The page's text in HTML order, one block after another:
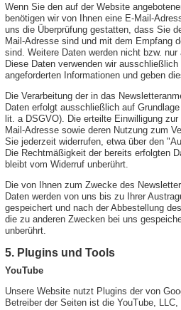
Wenn Sie den auf der Website
benötigen wir von Ihnen eine E-Mail-
uns die Überprüfung gestatten, dass Sie
Mail-Adresse sind und mit dem Empfang
sind. Weitere Daten werden nicht bzw. nur
Diese Daten verwenden wir
angeforderten Informationen und geben
Die Verarbeitung der in das
Daten erfolgt ausschließlich auf
lit. a DSGVO). Die erteilte Einwilligung
Mail-Adresse sowie deren Nutzung zum
Sie jederzeit widerrufen, etwa über den
Die Rechtmäßigkeit der bereits erfolgten
bleibt vom Widerruf unberührt.
Die von Ihnen zum Zwecke des
Daten werden von uns bis zu Ihrer
gespeichert und nach der Abbestellung
die zu anderen Zwecken bei uns
unberührt.
5. Plugins und Tools
YouTube
Unsere Website nutzt Plugins der von
Betreiber der Seiten ist die YouTube,